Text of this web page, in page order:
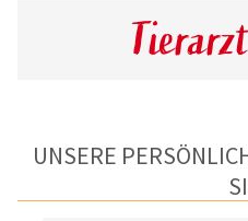
Tierarzt
UNSERE